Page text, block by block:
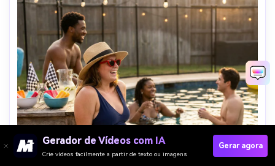
Gerador de Vídeos com IA
Crie vídeos facilmente a partir de texto ou imagens
Gerar agora